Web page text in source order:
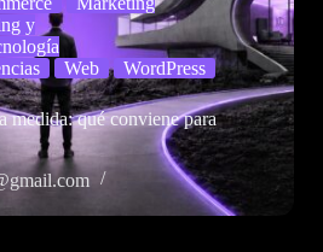
y
Web WordPress
medida: qué conviene para